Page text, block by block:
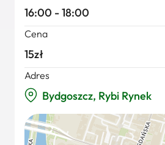
16:00 - 18:00
Cena
15zł
Adres
Bydgoszcz, Rybi Rynek